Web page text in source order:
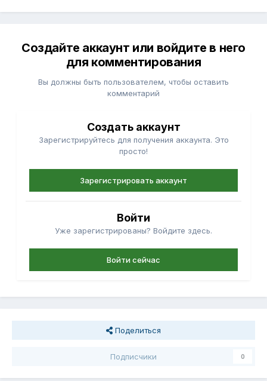
Создайте аккаунт или войдите в него
для комментирования
Вы должны быть пользователем, чтобы оставить
комментарий
Создать аккаунт
Зарегистрируйтесь для получения аккаунта. Это
просто!
Зарегистрировать аккаунт
Войти
Уже зарегистрированы? Войдите здесь.
Войти сейчас
Поделиться
Подписчики 0